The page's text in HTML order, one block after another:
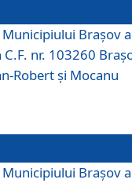
Braşov a
nr. 103260
Robert și Mocanu
Braşov a